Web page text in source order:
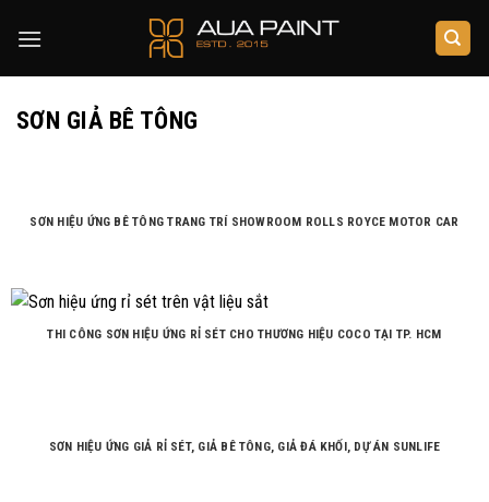
SƠN GIẢ BÊ TÔNG
SƠN HIỆU ỨNG BÊ TÔNG TRANG TRÍ SHOWROOM ROLLS ROYCE MOTOR CAR
THI CÔNG SƠN HIỆU ỨNG RỈ SÉT CHO THƯƠNG HIỆU COCO TẠI TP. HCM
SƠN HIỆU ỨNG GIẢ RỈ SÉT, GIẢ BÊ TÔNG, GIẢ ĐÁ KHỐI, DỰ ÁN SUNLIFE